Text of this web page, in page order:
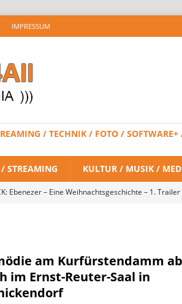
IMPRESSUM
/ TECHNIK / FOTO / SOFTWARE+
STREAMING KULTUR / MUSIK /
Ebenezer – Eine Weihnachtsgeschichte – 1. Trailer
Staffel 3 neuer Trailer und Premiere in Berlin
am Kurfürstendamm
im Ernst-Reuter-Saal in